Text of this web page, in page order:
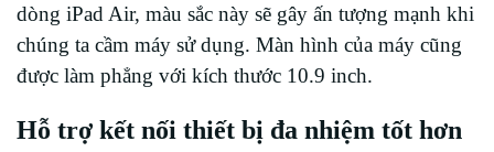
dòng iPad Air, màu sắc này sẽ gây ấn tượng mạnh khi
chúng ta cầm máy sử dụng. Màn hình của máy cũng
được làm phẳng với kích thước 10.9 inch.
Hỗ trợ kết nối thiết bị đa nhiệm tốt hơn